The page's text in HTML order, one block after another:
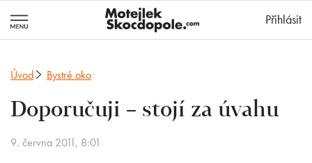
Přihlásit
Úvod Bystré oko
Doporučuji – stojí za úvahu
9. června 2011, 8:01